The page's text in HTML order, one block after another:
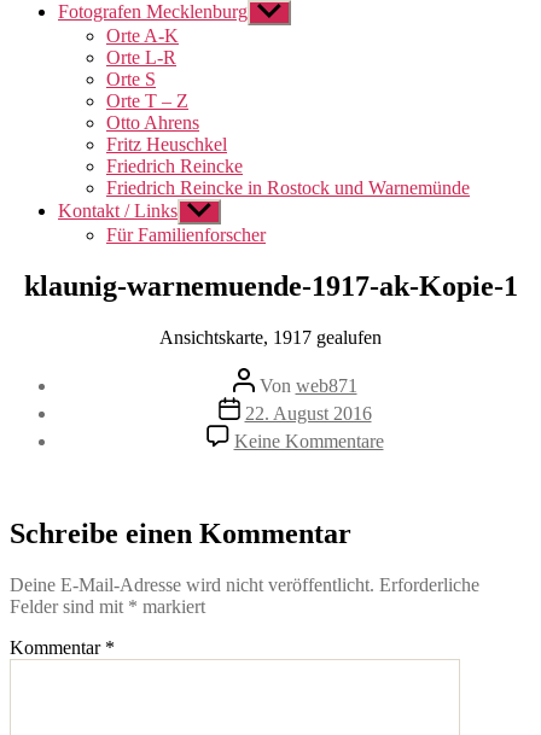
Fotografen Mecklenburg Untermenü
anzeigen
Orte A-K
Orte L-R
Orte S
Orte T – Z
Otto Ahrens
Fritz Heuschkel
Friedrich Reincke
Friedrich Reincke in Rostock und Warnemünde
Kontakt / Links Untermenü
anzeigen
Für Familienforscher
klaunig-warnemuende-1917-ak-Kopie-1
Ansichtskarte, 1917 gealufen
Beitragsautor
Von web871
Veröffentlichungsdatum
22. August 2016
Keine Kommentarezu
klaunig-
Schreibe einen Kommentar
Deine E-Mail-Adresse wird nicht veröffentlicht. Erforderliche
Felder sind mit * markiert
Kommentar *